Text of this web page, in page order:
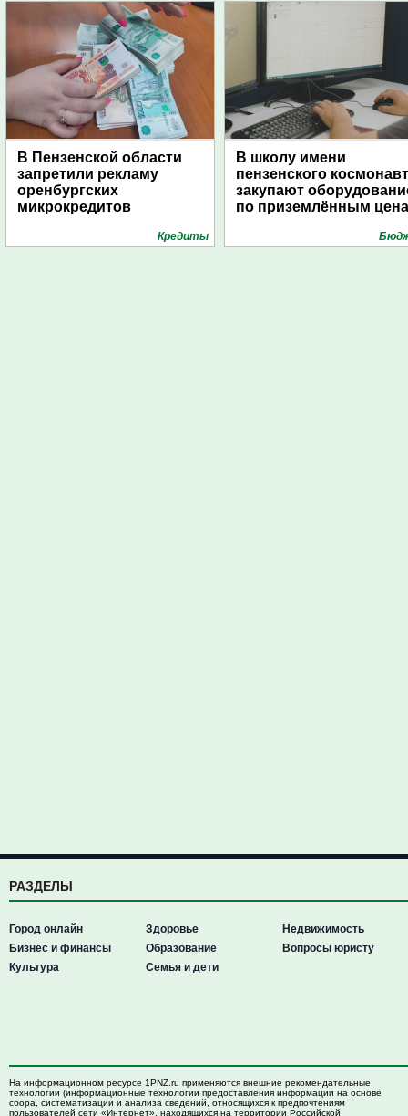
В Пензенской области
запретили рекламу
оренбургских
микрокредитов
Кредиты
В школу имени
пензенского
закупают
по приземлённым
РАЗДЕЛЫ
Город онлайн
Бизнес и финансы
Культура
Здоровье
Образование
Семья и дети
Недвижимость
Вопросы юристу
На информационном ресурсе 1PNZ.ru применяются внешние рекомендательные
технологии (информационные технологии предоставления информации на основе
сбора, систематизации и анализа сведений, относящихся к предпочтениям
пользователей сети «Интернет», находящихся на территории Российской